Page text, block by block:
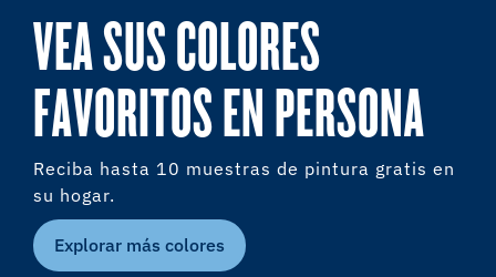
VEA SUS COLORES
FAVORITOS EN PERSONA
Reciba hasta 10 muestras de pintura gratis en
su hogar.
Explorar más colores